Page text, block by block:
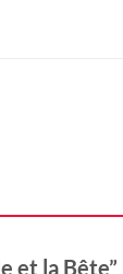
et la Bête”